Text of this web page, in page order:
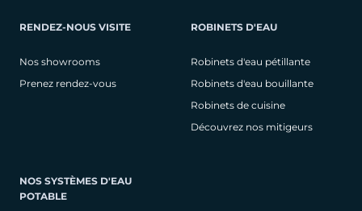
RENDEZ-NOUS VISITE
Nos showrooms
Prenez rendez-vous
ROBINETS D'EAU
Robinets d'eau pétillante
Robinets d'eau bouillante
Robinets de cuisine
Découvrez nos mitigeurs
NOS SYSTÈMES D'EAU
POTABLE